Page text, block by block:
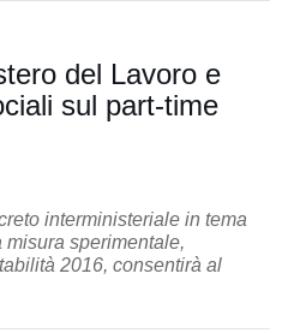
del Lavoro e
sul part-time
interministeriale in tema
sperimentale,​
2016, consentirà al